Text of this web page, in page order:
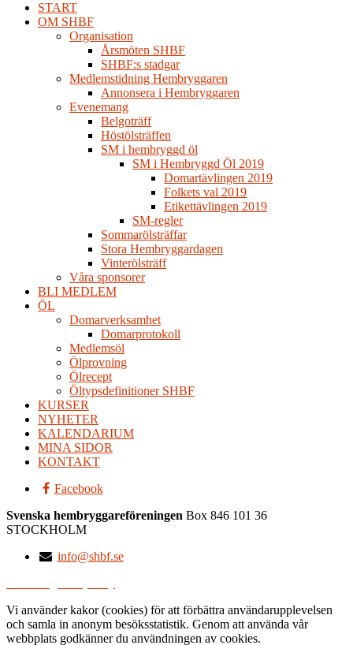
START
OM SHBF
Organisation
Årsmöten SHBF
SHBF:s stadgar
Medlemstidning Hembryggaren
Annonsera i Hembryggaren
Evenemang
Belgoträff
Höstölsträffen
SM i hembryggd öl
SM i Hembryggd Öl 2019
Domartävlingen 2019
Folkets val 2019
Etikettävlingen 2019
SM-regler
Sommarölsträffar
Stora Hembryggardagen
Vinterölsträff
Våra sponsorer
BLI MEDLEM
ÖL
Domarverksamhet
Domarprotokoll
Medlemsöl
Ölprovning
Ölrecept
Öltypsdefinitioner SHBF
KURSER
NYHETER
KALENDARIUM
MINA SIDOR
KONTAKT
Facebook
Svenska hembryggareföreningen Box 846 101 36
STOCKHOLM
info@shbf.se
Vi använder kakor (cookies) för att förbättra användarupplevelsen
och samla in anonym besöksstatistik. Genom att använda vår
webbplats godkänner du användningen av cookies.